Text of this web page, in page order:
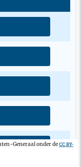
Generaal onder deCC BY-